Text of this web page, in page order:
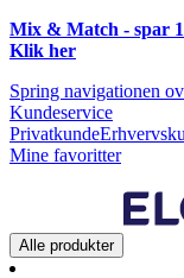
Mix & Match - spar
Klik her
Spring navigationen
Kundeservice
Privatkunde
Mine favoritter
Alle produkter